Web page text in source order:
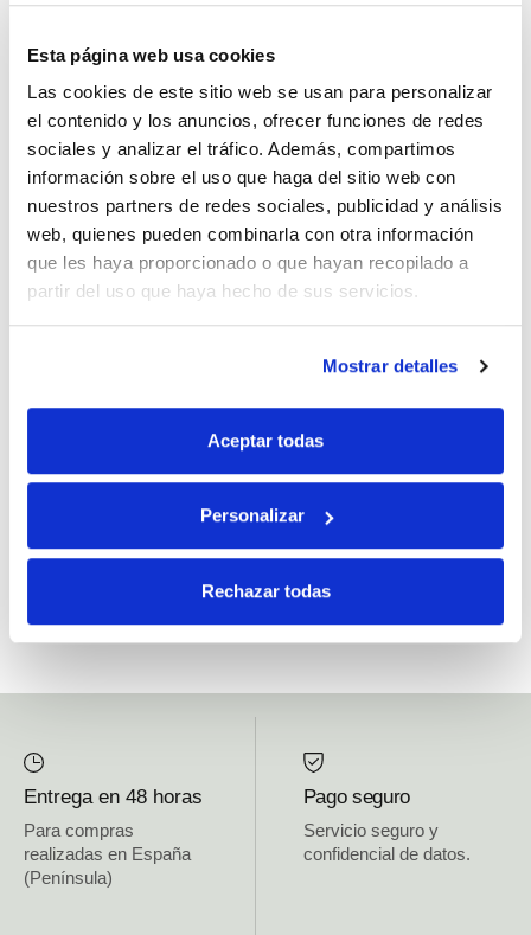
Esta página web usa cookies
Las cookies de este sitio web se usan para personalizar
el contenido y los anuncios, ofrecer funciones de redes
sociales y analizar el tráfico. Además, compartimos
información sobre el uso que haga del sitio web con
nuestros partners de redes sociales, publicidad y análisis
web, quienes pueden combinarla con otra información
que les haya proporcionado o que hayan recopilado a
partir del uso que haya hecho de sus servicios.
Mostrar detalles
Aceptar todas
Personalizar
Rechazar todas
con tu primera compra.
Apúntatea nuestra newsletter para recibir nuestras ofertas
disfruta de
un 10% de descuento en tu primera compra.
Si, he leído y acepto la política de protección de datos.
fines comerciales, legitimación: consentimiento, destinatarios: proveedor de
mensajería online, derechos: Acceder, rectificar y suprimir los datos, así como
otros derechos, como se explica en la información adicional.
Entrega en 48 horas
Para compras
realizadas en España
(Península)
Pago seguro
Servicio seguro y
confidencial de datos.